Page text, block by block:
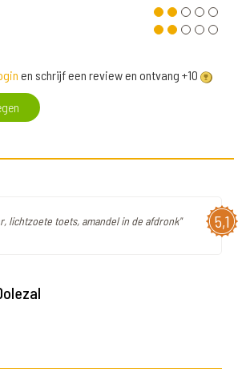
en schrijf een review en ontvang +10
5,1
lichtzoete toets, amandel in de afdronk"